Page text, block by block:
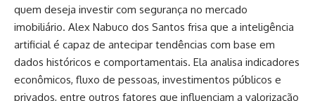
quem deseja investir com segurança no mercado
imobiliário. Alex Nabuco dos Santos frisa que a inteligência
artificial é capaz de antecipar tendências com base em
dados históricos e comportamentais. Ela analisa indicadores
econômicos, fluxo de pessoas, investimentos públicos e
privados, entre outros fatores que influenciam a valorização